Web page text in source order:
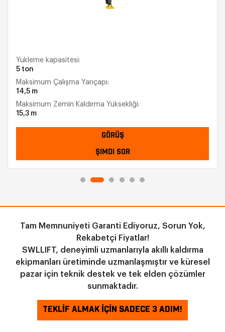
Yükleme kapasitesi:
5 ton
Maksimum Çalışma Yarıçapı:
14,5 m
Maksimum Zemin Kaldırma Yüksekliği:
15,3 m
GÖRÜŞ
ŞIMDI SOR
Tam Memnuniyeti Garanti Ediyoruz, Sorun Yok,
Rekabetçi Fiyatlar!
SWLLIFT, deneyimli uzmanlarıyla akıllı kaldırma
ekipmanları üretiminde uzmanlaşmıştır ve küresel
pazar için teknik destek ve tek elden çözümler
sunmaktadır.
TEKLİF ALMAK İÇİN SADECE 3 ADIM!